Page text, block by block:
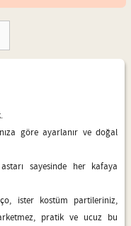
göre ayarlanır ve doğal
sayesinde her kafaya
ister kostüm partileriniz,
pratik ve ucuz bu